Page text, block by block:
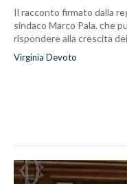
Il racconto firmato dalla
sindaco Marco Pala, che
rispondere alla crescita
Virginia Devoto